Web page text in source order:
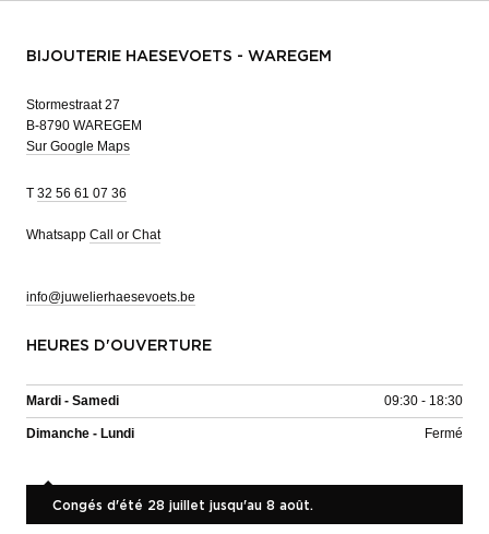
BIJOUTERIE HAESEVOETS - WAREGEM
Stormestraat 27
B-8790 WAREGEM
Sur Google Maps
T 32 56 61 07 36
Whatsapp Call or Chat
info@juwelierhaesevoets.be
HEURES D'OUVERTURE
Mardi - Samedi 09:30 - 18:30
Dimanche - Lundi Fermé
Congés d'été 28 juillet jusqu'au 8 août.